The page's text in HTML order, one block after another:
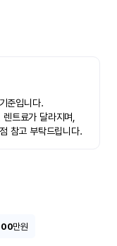
준입니다.
트료가 달라지며,
참고 부탁드립니다.
만원